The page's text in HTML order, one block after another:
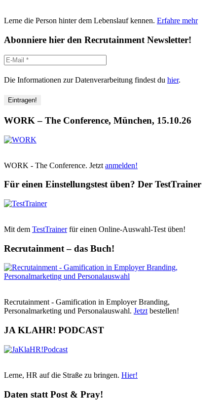
Lerne die Person hinter dem Lebenslauf kennen. Erfahre mehr
Abonniere hier den Recrutainment Newsletter!
Die Informationen zur Datenverarbeitung findest du hier.
WORK – The Conference, München, 15.10.26
WORK - The Conference. Jetzt anmelden!
Für einen Einstellungstest üben? Der TestTrainer
Mit dem TestTrainerfür einen Online-Auswahl-Test üben!
Recrutainment – das Buch!
Recrutainment - Gamification in Employer Branding,
Personalmarketing und Personalauswahl. Jetzt bestellen!
JA KLAHR! PODCAST
Lerne, HR auf die Straße zu bringen. Hier!
Daten statt Post & Pray!